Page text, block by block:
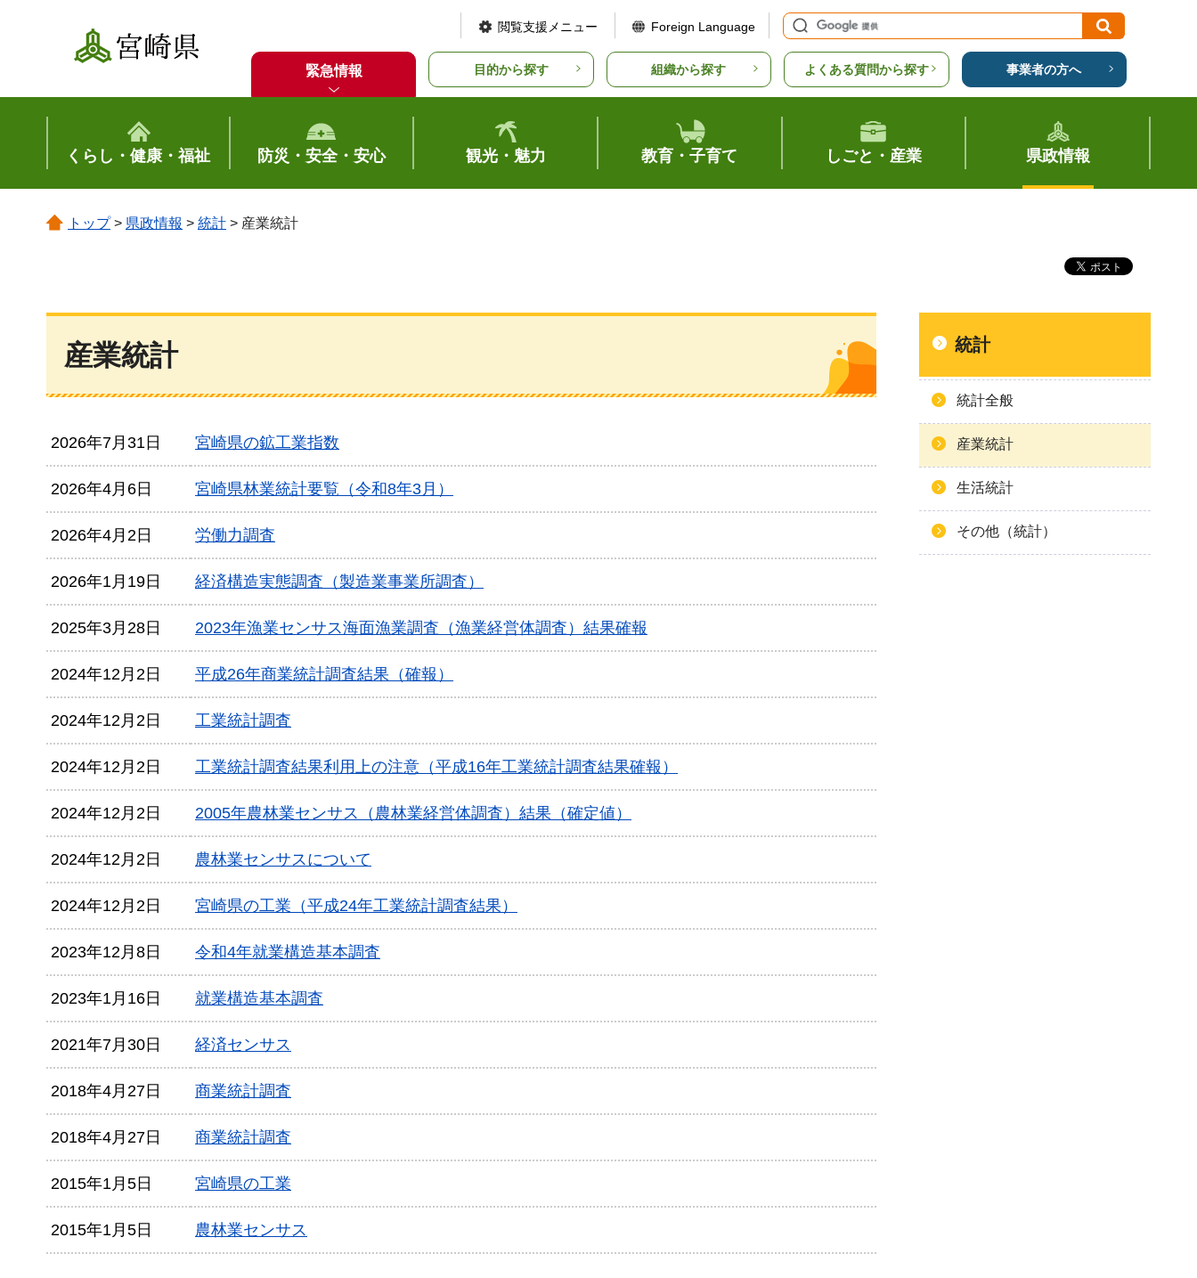
宮崎県
閲覧支援メニュー Foreign Language
緊急情報 目的から探す 組織から探す よくある質問から探す 事業者の方へ
くらし・健康・福祉 防災・安全・安心 観光・魅力 教育・子育て しごと・産業 県政情報
トップ> 県政情報 > 統計 > 産業統計
産業統計
2026年7月31日 宮崎県の鉱工業指数
2026年4月6日 宮崎県林業統計要覧（令和8年3月）
2026年4月2日 労働力調査
2026年1月19日 経済構造実態調査（製造業事業所調査）
2025年3月28日 2023年漁業センサス海面漁業調査（漁業経営体調査）結果確報
2024年12月2日 平成26年商業統計調査結果（確報）
2024年12月2日 工業統計調査
2024年12月2日 工業統計調査結果利用上の注意（平成16年工業統計調査結果確報）
2024年12月2日 2005年農林業センサス（農林業経営体調査）結果（確定値）
2024年12月2日 農林業センサスについて
2024年12月2日 宮崎県の工業（平成24年工業統計調査結果）
2023年12月8日 令和4年就業構造基本調査
2023年1月16日 就業構造基本調査
2021年7月30日 経済センサス
2018年4月27日 商業統計調査
2018年4月27日 商業統計調査
2015年1月5日 宮崎県の工業
2015年1月5日 農林業センサス
統計
統計全般
産業統計
生活統計
その他（統計）